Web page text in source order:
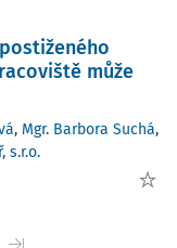
může
, Mgr. Barbora Suchá,
s.r.o.